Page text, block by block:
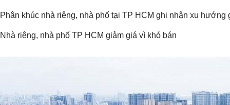
Phân khúc nhà riêng, nhà phố tại TP HCM ghi nhận xu
Nhà riêng, nhà phố TP HCM giảm giá vì khó bán